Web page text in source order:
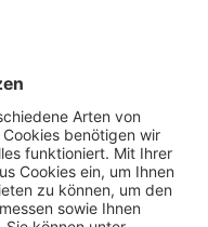
und unsere